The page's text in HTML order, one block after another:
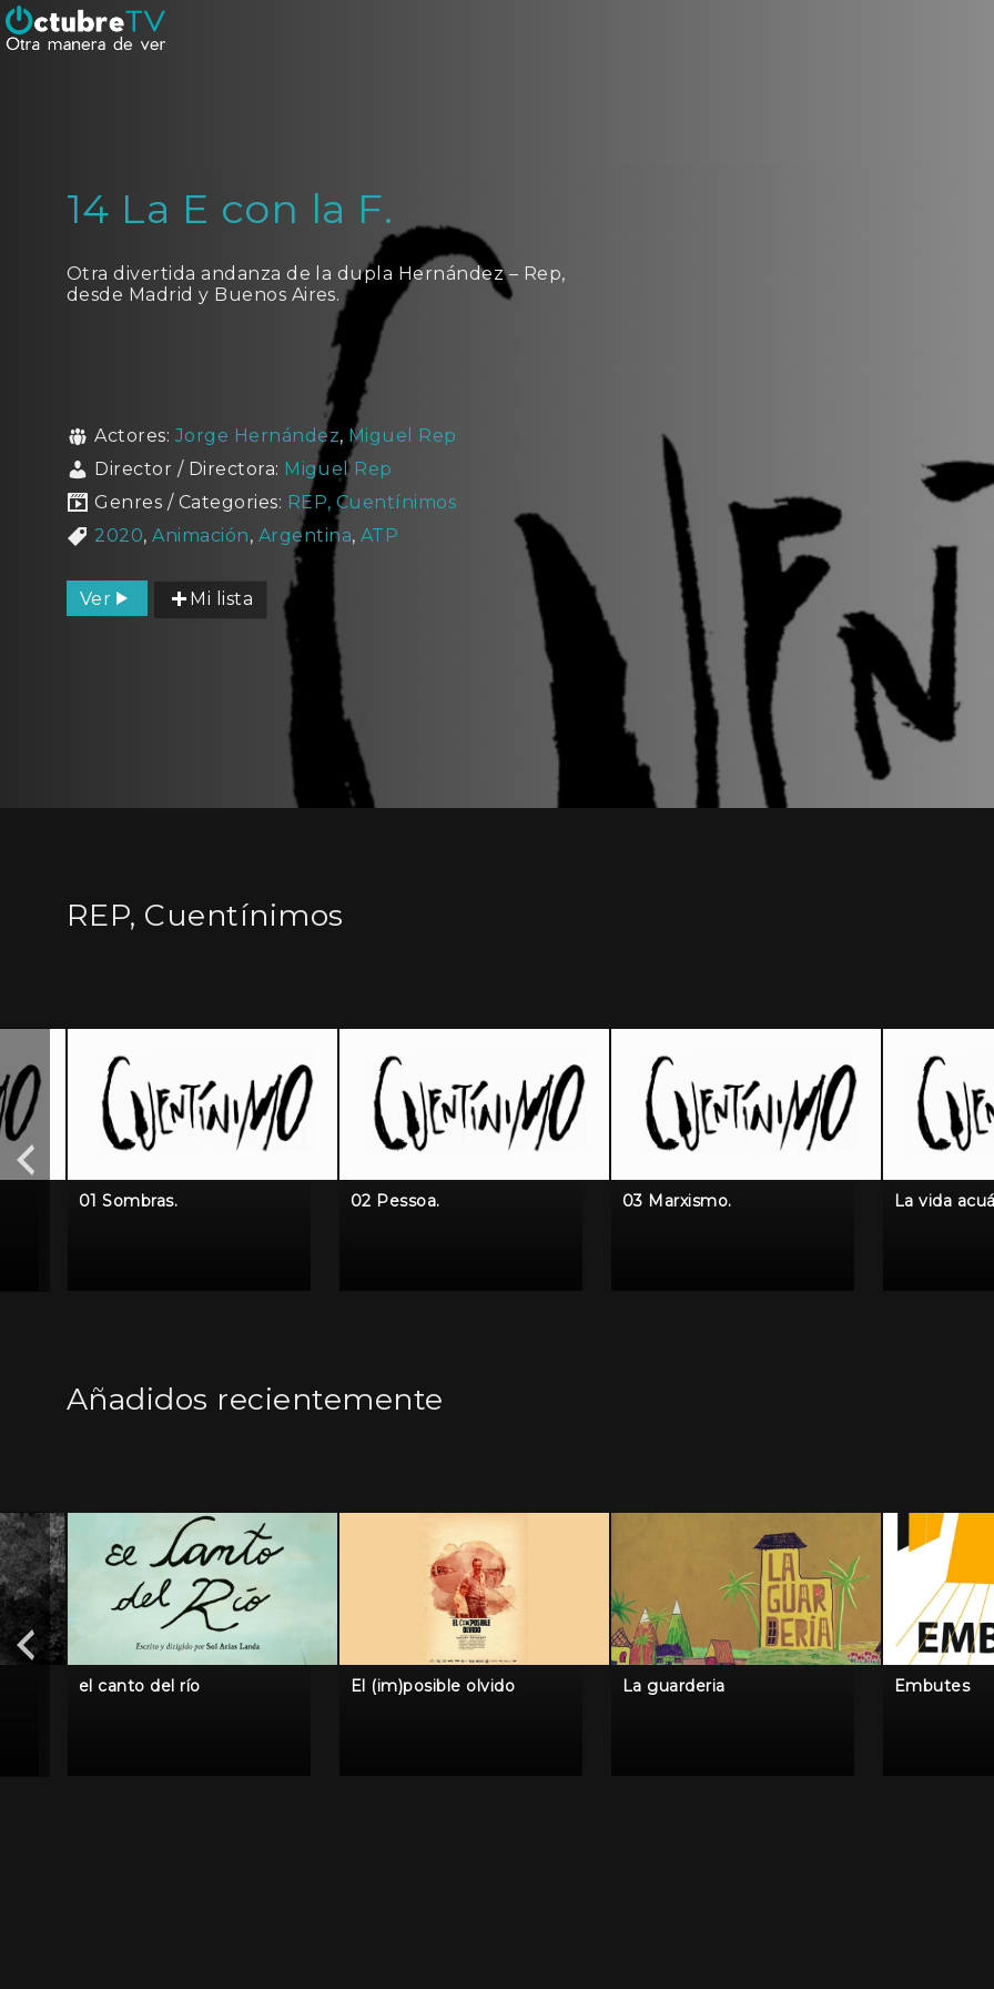
14 La E con la F.
Otra divertida andanza de la dupla Hernández – Rep,
desde Madrid y Buenos Aires.
Actores: Jorge Hernández, Miguel Rep
Director / Directora: Miguel Rep
Genres / Categories: REP, Cuentínimos
2020,Animación, Argentina, ATP
Ver Mi lista
REP, Cuentínimos
01 Sombras. 02 Pessoa. 03 Marxismo. La vida
Añadidos recientemente
el canto del río El (im)posible olvido La guarderia Embutes